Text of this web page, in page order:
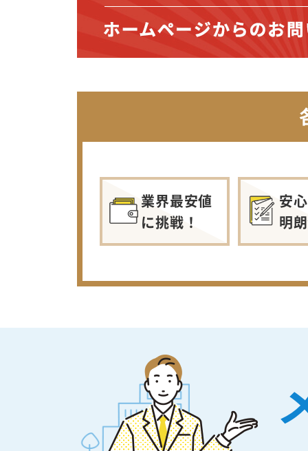
業界最安値
に挑戦！
安
明